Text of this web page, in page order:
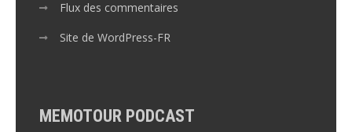
Flux des commentaires
Site de WordPress-FR
MEMOTOUR PODCAST